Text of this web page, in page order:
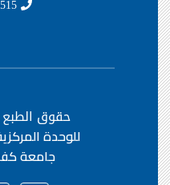
حقوق
للوحدة
جامعة